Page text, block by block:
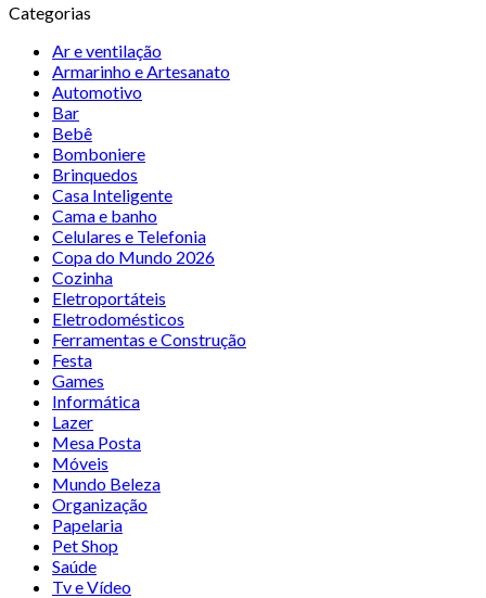
Categorias
Ar e ventilação
Armarinho e Artesanato
Automotivo
Bar
Bebê
Bomboniere
Brinquedos
Casa Inteligente
Cama e banho
Celulares e Telefonia
Copa do Mundo 2026
Cozinha
Eletroportáteis
Eletrodomésticos
Ferramentas e Construção
Festa
Games
Informática
Lazer
Mesa Posta
Móveis
Mundo Beleza
Organização
Papelaria
Pet Shop
Saúde
Tv e Vídeo